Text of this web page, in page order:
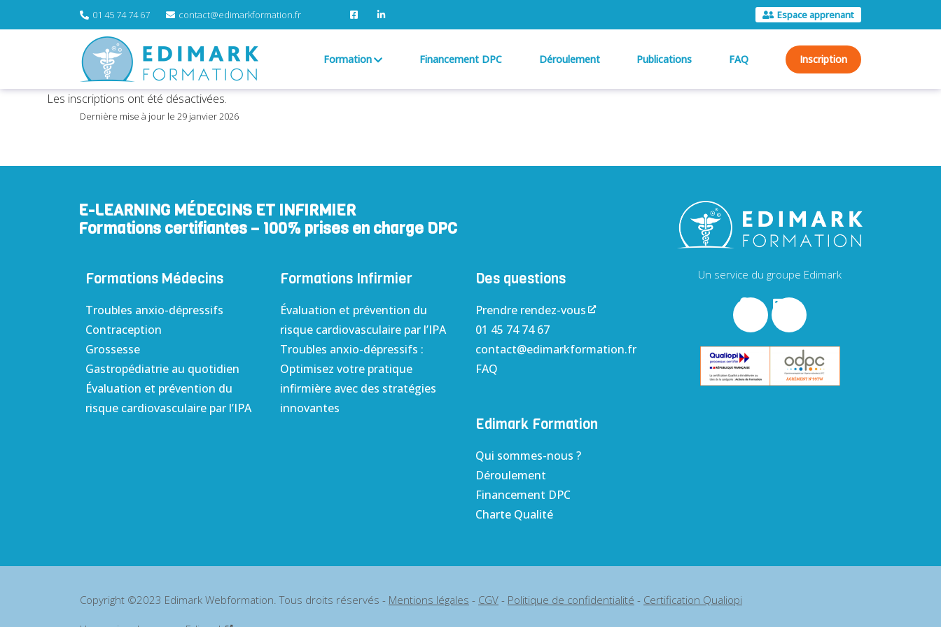
01 45 74 74 67 contact@edimarkformation.fr Espace apprenant
Formation Financement DPC Déroulement Publications FAQ Inscription
Les inscriptions ont été désactivées.
Dernière mise à jour le 29 janvier 2026
E-LEARNING MÉDECINS ET INFIRMIER
Formations certifiantes – 100% prises en charge DPC
Formations Médecins​
Troubles anxio-dépressifs
Contraception
Grossesse
Gastropédiatrie au quotidien
Évaluation et prévention du
risque cardiovasculaire par l’IPA
Formations Infirmier
Évaluation et prévention du
risque cardiovasculaire par l’IPA
Troubles anxio-dépressifs :
Optimisez votre pratique
infirmière avec des stratégies
innovantes
Des questions
Prendre rendez-vous
01 45 74 74 67
contact@edimarkformation.fr
FAQ
Edimark Formation
Qui sommes-nous ?
Déroulement
Financement DPC
Charte Qualité
Un service du groupe Edimark
Copyright ©2023 Edimark Webformation. Tous droits réservés - Mentions légales - CGV - Politique de confidentialité - Certification Qualiopi